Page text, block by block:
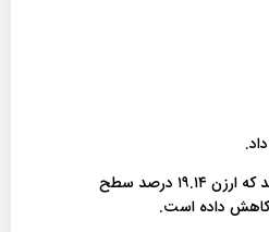
پس از ۹۰ روز، محققان دریافتند که ارزن ۱۹.۱۴ درصد سطح